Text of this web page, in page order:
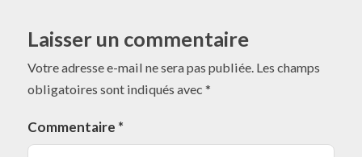
Laisser un commentaire
Votre adresse e-mail ne sera pas publiée. Les champs
obligatoires sont indiqués avec *
Commentaire *